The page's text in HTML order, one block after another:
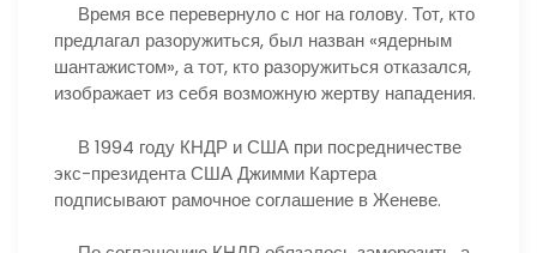
Время все перевернуло с ног на голову. Тот, кто
предлагал разоружиться, был назван «ядерным
шантажистом», а тот, кто разоружиться отказался,
изображает из себя возможную жертву нападения.
В 1994 году КНДР и США при посредничестве
экс-президента США Джимми Картера
подписывают рамочное соглашение в Женеве.